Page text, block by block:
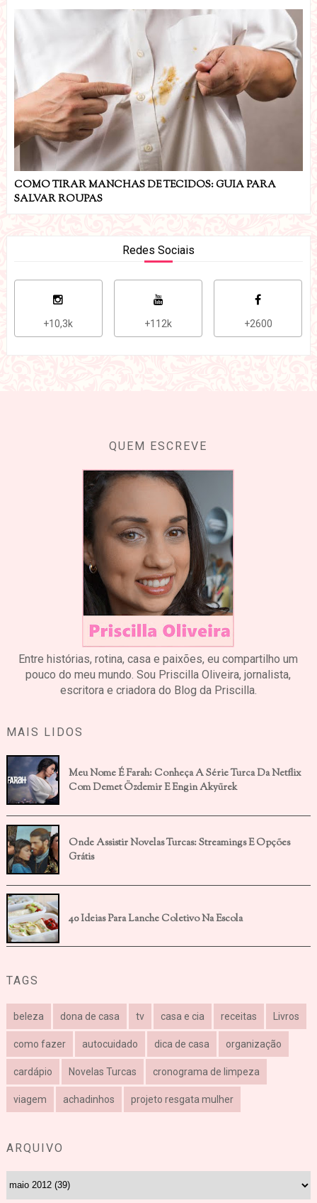
COMO TIRAR MANCHAS DE TECIDOS: GUIA PARA
SALVAR ROUPAS
Redes Sociais
+10,3k +112k +2600
QUEM ESCREVE
Entre histórias, rotina, casa e paixões, eu compartilho um
pouco do meu mundo. Sou Priscilla Oliveira, jornalista,
escritora e criadora do Blog da Priscilla.
MAIS LIDOS
Meu Nome É Farah: Conheça A Série Turca Da Netflix
Com Demet Özdemir E Engin Akyürek
Onde Assistir Novelas Turcas: Streamings E Opções
Grátis
40 Ideias Para Lanche Coletivo Na Escola
TAGS
beleza dona de casa tv casa e cia receitas Livros
como fazer autocuidado dica de casa organização
cardápio Novelas Turcas cronograma de limpeza
viagem achadinhos projeto resgata mulher
ARQUIVO